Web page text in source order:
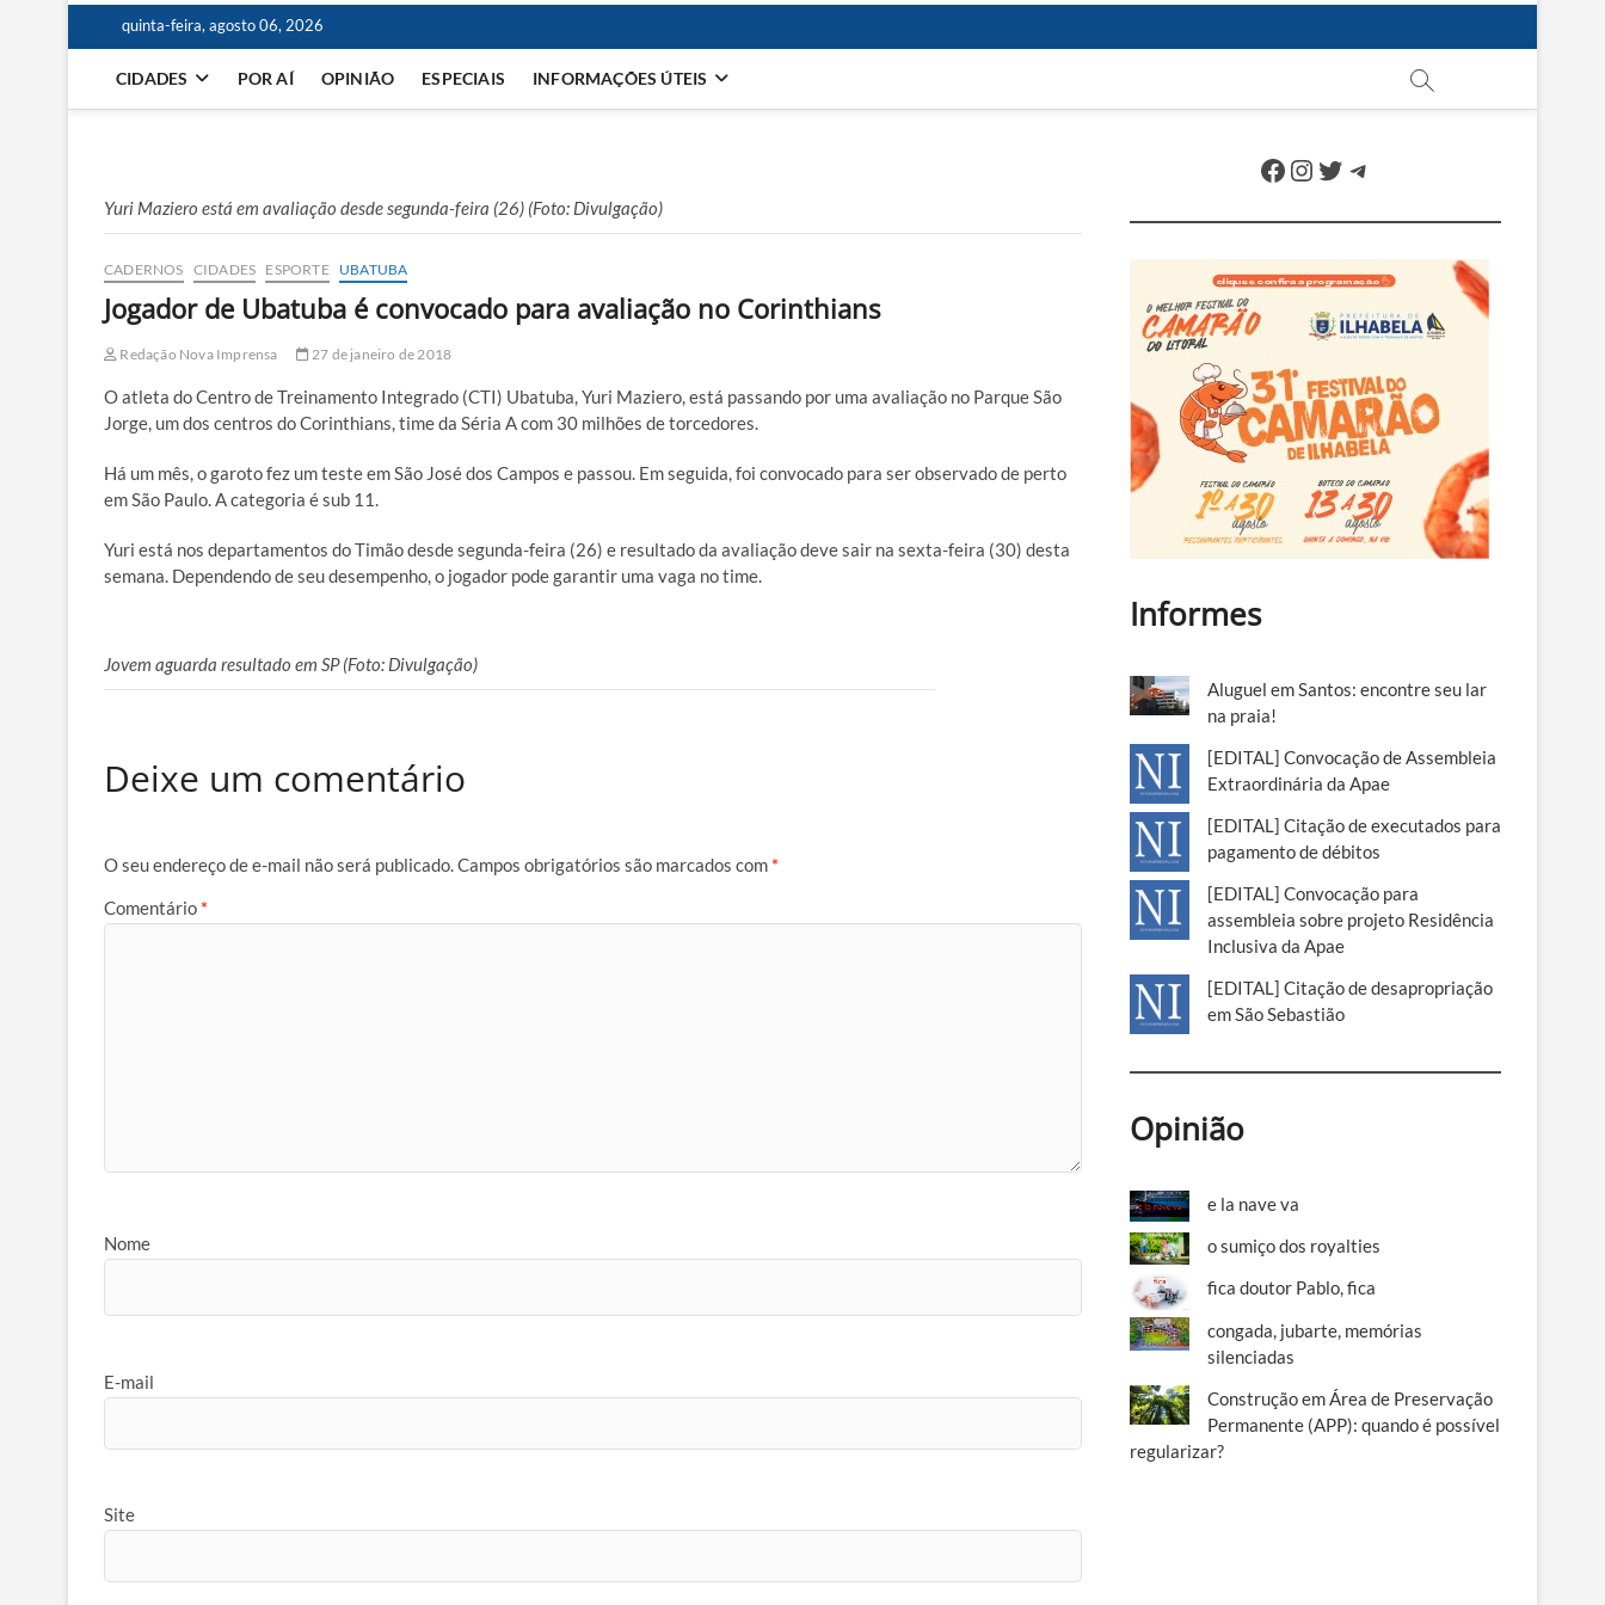
quinta-feira, agosto 06, 2026
CIDADES POR AÍ OPINIÃO ESPECIAIS INFORMAÇÕES ÚTEIS
Yuri Maziero está em avaliação desde segunda-feira (26) (Foto: Divulgação)
CADERNOS CIDADES ESPORTE UBATUBA
Jogador de Ubatuba é convocado para avaliação no Corinthians
Redação Nova Imprensa 27 de janeiro de 2018
O atleta do Centro de Treinamento Integrado (CTI) Ubatuba, Yuri Maziero, está passando por uma avaliação no Parque São
Jorge, um dos centros do Corinthians, time da Séria A com 30 milhões de torcedores.
Há um mês, o garoto fez um teste em São José dos Campos e passou. Em seguida, foi convocado para ser observado de perto
em São Paulo. A categoria é sub 11.
Yuri está nos departamentos do Timão desde segunda-feira (26) e resultado da avaliação deve sair na sexta-feira (30) desta
semana. Dependendo de seu desempenho, o jogador pode garantir uma vaga no time.
Jovem aguarda resultado em SP (Foto: Divulgação)
Deixe um comentário
O seu endereço de e-mail não será publicado.Campos obrigatórios são marcados com *
Comentário *
Nome
E-mail
Site
Facebook
Instagram
Twitter
Telegram
Informes
Aluguel em Santos: encontre seu lar
na praia!
[EDITAL] Convocação de Assembleia
Extraordinária da Apae
[EDITAL] Citação de executados para
pagamento de débitos
[EDITAL] Convocação para
assembleia sobre projeto Residência
Inclusiva da Apae
[EDITAL] Citação de desapropriação
em São Sebastião
Opinião
e la nave va
o sumiço dos royalties
fica doutor Pablo, fica
congada, jubarte, memórias
silenciadas
Construção em Área de Preservação
Permanente (APP): quando é possível
regularizar?